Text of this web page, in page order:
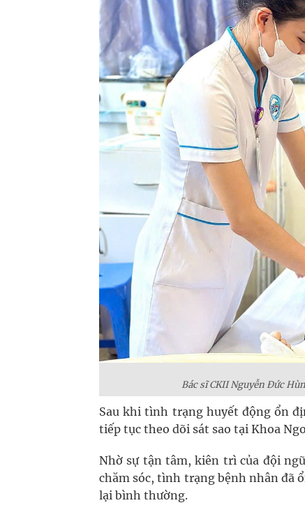
Bác sĩ CKII Nguyễn Đức
Sau khi tình trạng huyết động ổn
tiếp tục theo dõi sát sao tại Khoa
Nhờ sự tận tâm, kiên trì của đội
chăm sóc, tình trạng bệnh nhân đã
lại bình thường.